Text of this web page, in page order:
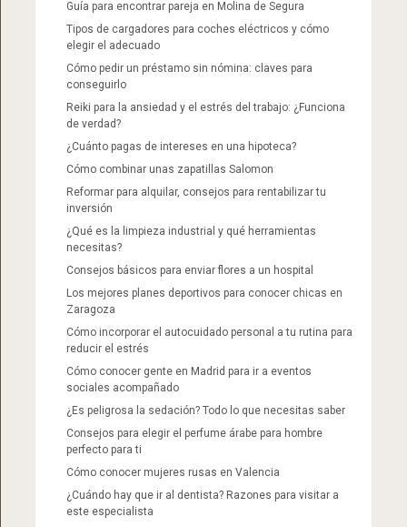
Guía para encontrar pareja en Molina de Segura
Tipos de cargadores para coches eléctricos y cómo
elegir el adecuado
Cómo pedir un préstamo sin nómina: claves para
conseguirlo
Reiki para la ansiedad y el estrés del trabajo: ¿Funciona
de verdad?
¿Cuánto pagas de intereses en una hipoteca?
Cómo combinar unas zapatillas Salomon​
Reformar para alquilar, consejos para rentabilizar tu
inversión
¿Qué es la limpieza industrial y qué herramientas
necesitas?
Consejos básicos para enviar flores a un hospital
Los mejores planes deportivos para conocer chicas en
Zaragoza
Cómo incorporar el autocuidado personal a tu rutina para
reducir el estrés
Cómo conocer gente en Madrid para ir a eventos
sociales acompañado
¿Es peligrosa la sedación? Todo lo que necesitas saber
Consejos para elegir el perfume árabe para hombre
perfecto para ti
Cómo conocer mujeres rusas en Valencia
¿Cuándo hay que ir al dentista? Razones para visitar a
este especialista